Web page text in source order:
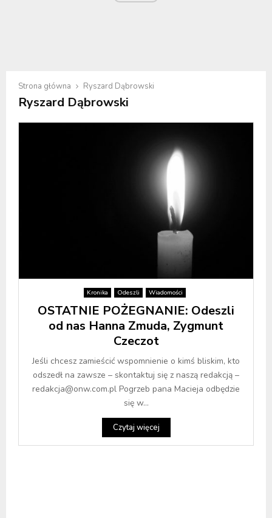
Strona główna Ryszard Dąbrowski
Ryszard Dąbrowski
Kronika Odeszli Wiadomości
OSTATNIE POŻEGNANIE: Odeszli
od nas Hanna Zmuda, Zygmunt
Czeczot
Jeśli chcesz zamieścić wspomnienie o kimś bliskim, kto
odszedł na zawsze – skontaktuj się z naszą redakcją –
redakcja@onw.com.pl Pogrzeb pana Macieja odbędzie
się w...
Czytaj więcej